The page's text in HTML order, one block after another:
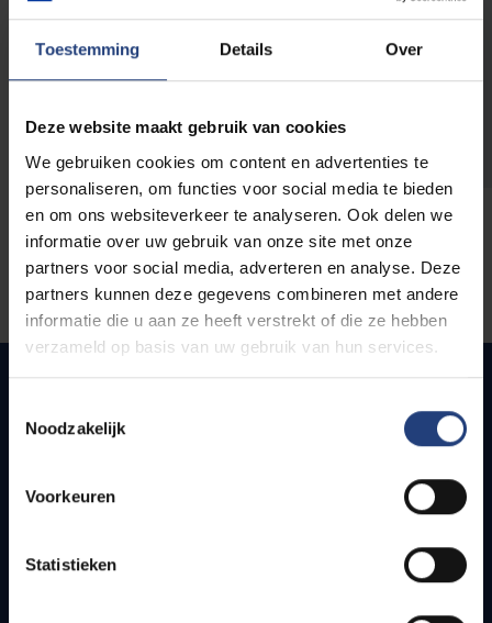
Toestemming Details Over
Deze website maakt gebruik van cookies
We gebruiken cookies om content en advertenties te
personaliseren, om functies voor social media te bieden
en om ons websiteverkeer te analyseren. Ook delen we
informatie over uw gebruik van onze site met onze
partners voor social media, adverteren en analyse. Deze
partners kunnen deze gegevens combineren met andere
informatie die u aan ze heeft verstrekt of die ze hebben
verzameld op basis van uw gebruik van hun services.
Noodzakelijk
Voorkeuren
Statistieken
Quick links
How to get to the VUB campuses